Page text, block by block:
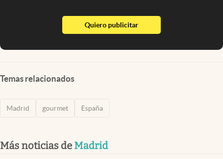
Quiero publicitarabre en nueva pestaña
Temas relacionados
Madrid gourmet España
Más noticias de Madrid